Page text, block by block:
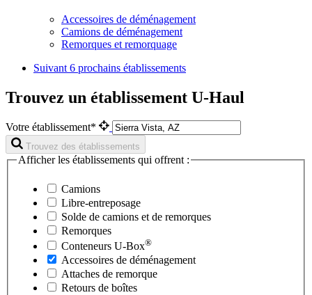
Accessoires de déménagement
Camions de déménagement
Remorques et remorquage
Suivant 6 prochains établissements
Trouvez un établissement U-Haul
Votre établissement*
Trouvez des établissements
Afficher les établissements qui offrent :
Camions
Libre-entreposage
Solde de camions et de remorques
Remorques
Conteneurs U-Box®
Accessoires de déménagement
Attaches de remorque
Retours de boîtes